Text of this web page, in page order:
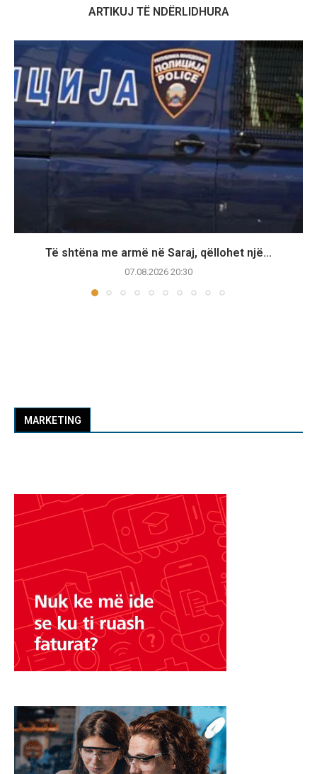
ARTIKUJ TË NDËRLIDHURA
Të shtëna me armë në Saraj, qëllohet një...
07.08.2026 20:30
MARKETING